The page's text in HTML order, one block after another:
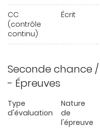
CC
(contrôle
continu)
Écrit
Seconde chance
- Épreuves
Type
d'évaluation
Nature
de
l'épreuve